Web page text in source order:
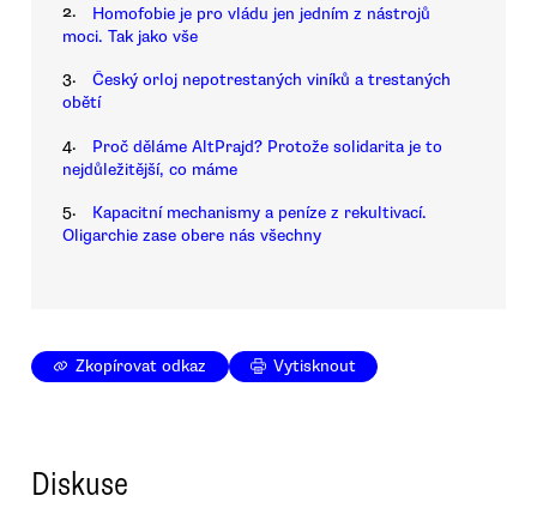
2.
Homofobie je pro vládu jen jedním z nástrojů
moci. Tak jako vše
3.
Český orloj nepotrestaných viníků a trestaných
obětí
4.
Proč děláme AltPrajd? Protože solidarita je to
nejdůležitější, co máme
5.
Kapacitní mechanismy a peníze z rekultivací.
Oligarchie zase obere nás všechny
Zkopírovat odkaz Vytisknout
Diskuse